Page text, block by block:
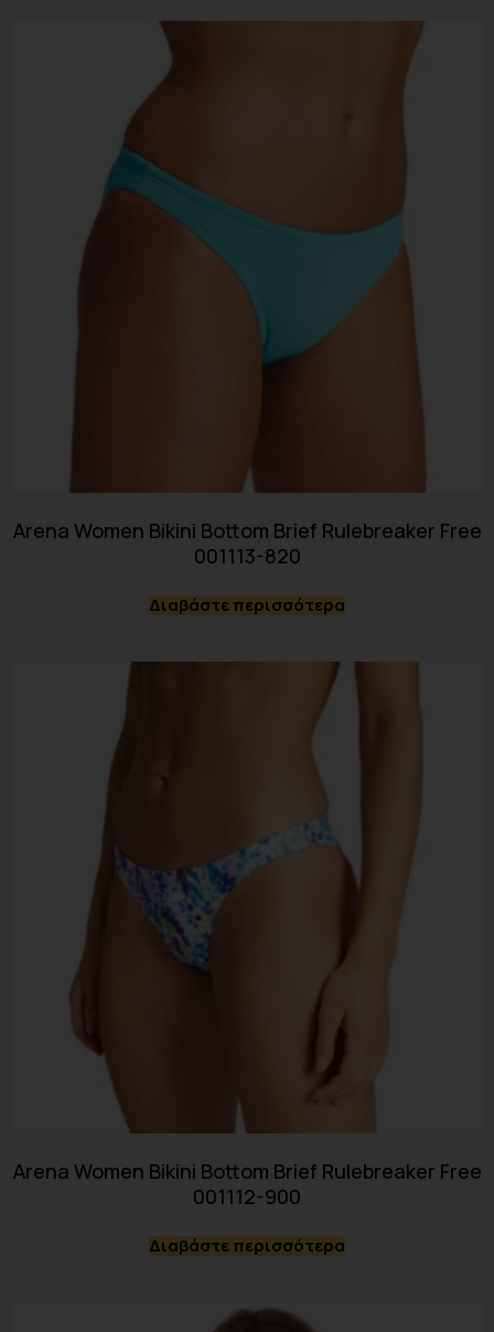
Arena Women Bikini Bottom Brief Rulebreaker Free
001113-820
Διαβάστε περισσότερα
Arena Women Bikini Bottom Brief Rulebreaker Free
001112-900
Διαβάστε περισσότερα